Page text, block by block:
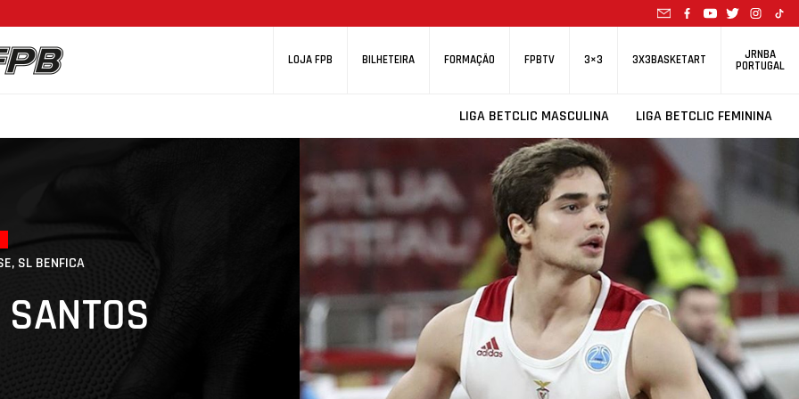
LOJA FPB BILHETEIRA FORMAÇÃO FPBTV 3×3 3X3BASKETART JRNBA
PORTUGAL
LIGA BETCLIC MASCULINA LIGA BETCLIC FEMININA
SL BENFICA